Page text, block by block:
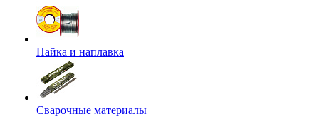
Пайка и наплавка
Сварочные материалы